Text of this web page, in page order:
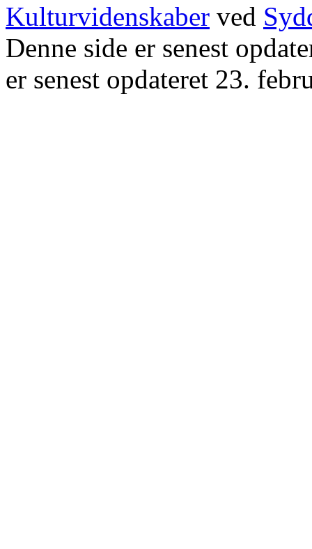
Kulturvidenskaber ved
Denne side er senest
er senest opdateret 23.